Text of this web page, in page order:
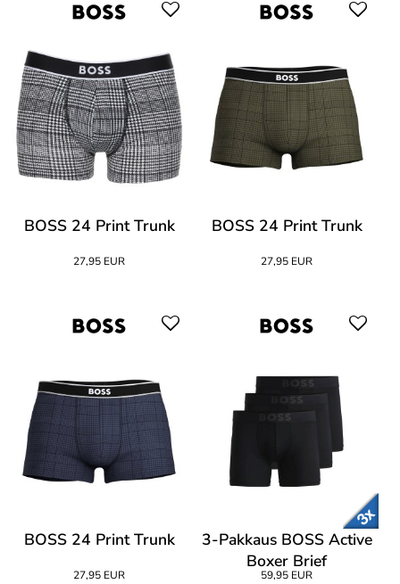
BOSS 24 Print Trunk
27,95 EUR
BOSS 24 Print Trunk
27,95 EUR
BOSS 24 Print Trunk
27,95 EUR
3-Pakkaus BOSS Active
Boxer Brief
59,95 EUR